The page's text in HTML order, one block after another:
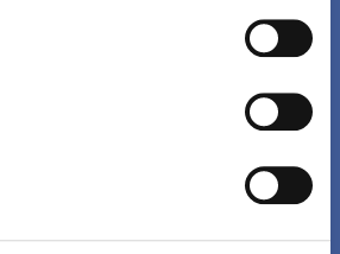
WITH BUSINESS.